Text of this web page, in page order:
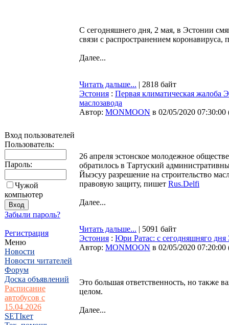
Вход пользователей
Пользователь:
Пароль:
Чужой
компьютер
Забыли пароль?
Регистрация
Меню
Новости
Новости читателей
Форум
Доска объявлений
Расписание
автобусов с
15.04.2026
SETIкет
С сегодняшнего дня, 2 мая, в Эстонии
связи с распространением коронавируса,
Далее...
Читать дальше... | 2818 байт
Эстония : Первая климатическая жалоба
маслозавода
Автор: MONMOON в 02/05/2020 07:30:00
26 апреля эстонское молодежное
обратилось в Тартуский
Йыэсуу разрешение на строительство
правовую защиту, пишет Rus.Delfi
Далее...
Читать дальше... | 5091 байт
Эстония : Юри Ратас: с сегодняшняго дня
Автор: MONMOON в 02/05/2020 07:20:00
Это большая ответственность, но также
целом.
Далее...